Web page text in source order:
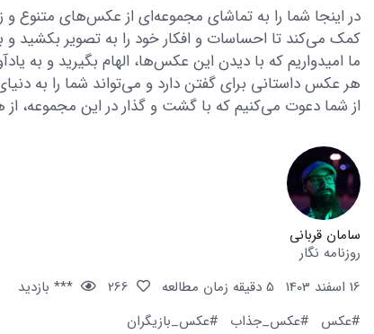
کمک می‌کند تا احساسات و افکار خود را به تصویر بکشید و
ما امیدواریم که با دیدن این عکس‌ها، الهام بگیرید و به
هر عکس داستانی برای گفتن دارد و می‌تواند شما را به
از شما دعوت می‌کنیم که با گشت و گذار در این مجموعه، از
سامان قربانی
روزنامه نگار
16 اسفند 1403
5 دقیقه زمان مطالعه
*** بازدید
#عکس
#عکس_جذاب #عکس_بازیگران